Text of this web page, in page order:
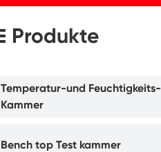
Produkte
Temperatur-und Feuchtigkeits-
Kammer
Bench top Test kammer